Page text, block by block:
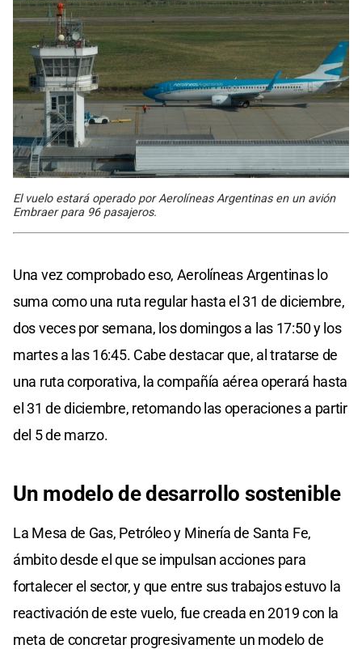
El vuelo estará operado por Aerolíneas Argentinas en un avión
Embraer para 96 pasajeros.
Una vez comprobado eso, Aerolíneas Argentinas lo
suma como una ruta regular hasta el 31 de diciembre,
dos veces por semana, los domingos a las 17:50 y los
martes a las 16:45. Cabe destacar que, al tratarse de
una ruta corporativa, la compañía aérea operará hasta
el 31 de diciembre, retomando las operaciones a partir
del 5 de marzo.
Un modelo de desarrollo sostenible
La Mesa de Gas, Petróleo y Minería de Santa Fe,
ámbito desde el que se impulsan acciones para
fortalecer el sector, y que entre sus trabajos estuvo la
reactivación de este vuelo, fue creada en 2019 con la
meta de concretar progresivamente un modelo de